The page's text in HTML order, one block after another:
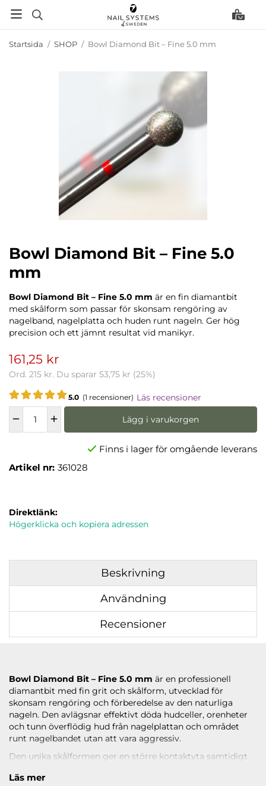
Startsida / SHOP / Bowl Diamond Bit – Fine 5.0 mm
Bowl Diamond Bit – Fine 5.0
mm
Bowl Diamond Bit – Fine 5.0 mm är en fin diamantbit
med skålform som passar för skonsam rengöring av
nagelband, nagelplatta och huden runt nageln. Ger hög
precision och ett jämnt resultat vid manikyr.
161,25 kr
Ord. 215 kr. Du sparar 53,75 kr (25%)
5.0 (1 recensioner) Läs recensioner
Lägg i varukorgen
Finns i lager för omgående leverans
Artikel nr: 361028
Direktlänk:
Högerklicka och kopiera adressen
Beskrivning
Användning
Recensioner
Bowl Diamond Bit – Fine 5.0 mm är en professionell
diamantbit med fin grit och skålform, utvecklad för
skonsam rengöring och förberedelse av den naturliga
nageln. Den avlägsnar effektivt döda hudceller, orenheter
och tunn överflödig hud från nagelplattan och området
runt nagelbandet utan att vara aggressiv.
Den unika skålformen ger en större kontaktyta samtidigt
och bekvämt nära huden. Fine-grit ger en mjuk och
Läs mer